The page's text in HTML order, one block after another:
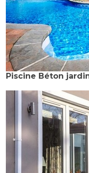
Piscine Béton